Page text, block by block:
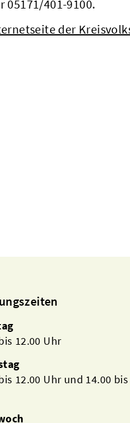
05171/401-9100.
der
12.00 Uhr
12.00 Uhr und 14.00